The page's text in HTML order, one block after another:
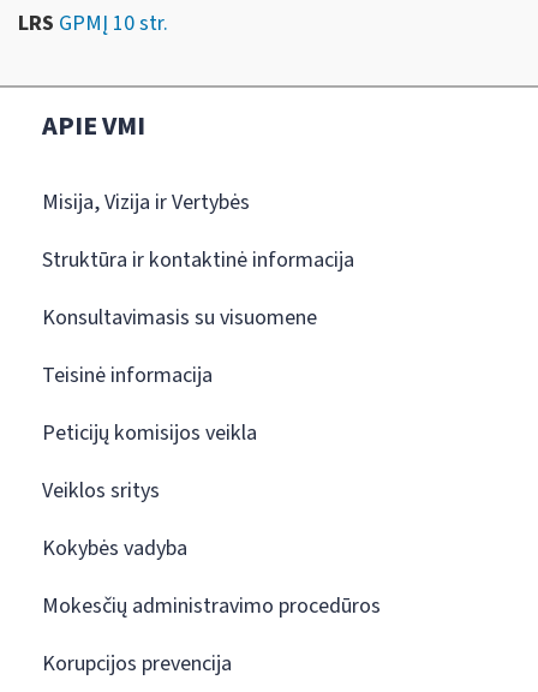
LRS GPMĮ 10 str.
APIE VMI
Misija, Vizija ir Vertybės
Struktūra ir kontaktinė informacija
Konsultavimasis su visuomene
Teisinė informacija
Peticijų komisijos veikla
Veiklos sritys
Kokybės vadyba
Mokesčių administravimo procedūros
Korupcijos prevencija